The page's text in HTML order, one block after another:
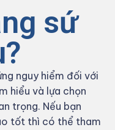
sứ
nguy hiểm đối với
hiểu và lựa chọn
trọng. Nếu bạn
tốt thì có thể tham